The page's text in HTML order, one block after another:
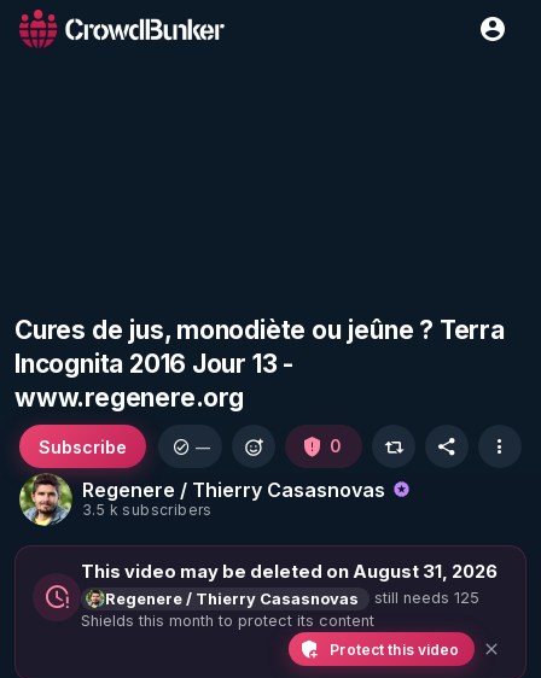
Cures de jus, monodiète ou jeûne ? Terra
Incognita 2016 Jour 13 -
www.regenere.org
Regenere / Thierry Casasnovas
3.5 k subscribers
Subscribe — 0
This video may be deleted on August 31, 2026
Regenere / Thierry Casasnovas
still needs 125
Shields this month to protect its content
Protect this video